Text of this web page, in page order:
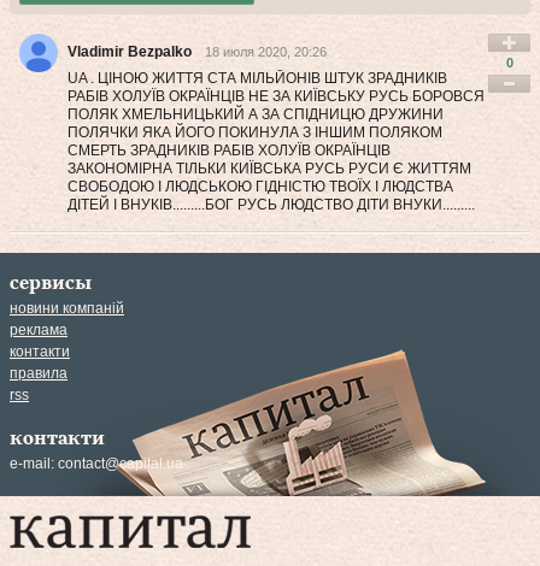
Vladimir Bezpalko 18 июля 2020, 20:26
UA . ЦІНОЮ ЖИТТЯ СТА МІЛЬЙОНІВ ШТУК ЗРАДНИКІВ
РАБІВ ХОЛУЇВ ОКРАЇНЦІВ НЕ ЗА КИЇВСЬКУ РУСЬ БОРОВСЯ
ПОЛЯК ХМЕЛЬНИЦЬКИЙ А ЗА СПІДНИЦЮ ДРУЖИНИ
ПОЛЯЧКИ ЯКА ЙОГО ПОКИНУЛА З ІНШИМ ПОЛЯКОМ
СМЕРТЬ ЗРАДНИКІВ РАБІВ ХОЛУЇВ ОКРАЇНЦІВ
ЗАКОНОМІРНА ТІЛЬКИ КИЇВСЬКА РУСЬ РУСИ Є ЖИТТЯМ
СВОБОДОЮ І ЛЮДСЬКОЮ ГІДНІСТЮ ТВОЇХ І ЛЮДСТВА
ДІТЕЙ І ВНУКІВ.........БОГ РУСЬ ЛЮДСТВО ДІТИ ВНУКИ.........
0
сервисы
новини компаній
реклама
контакти
правила
rss
контакти
e-mail: contact@capital.ua